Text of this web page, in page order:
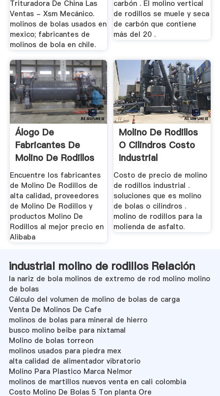
Trituradora De China Las
Ventas - Xsm Mecánico.
molinos de bolas usados en
mexico; fabricantes de
molinos de bola en chile.
carbón . El molino vertical
de rodillos se muele y seca
de carbón que contiene
más del 20 .
Álogo De
Fabricantes De
Molino De Rodillos
De .
Encuentre los fabricantes
de Molino De Rodillos de
alta calidad, proveedores
de Molino De Rodillos y
productos Molino De
Rodillos al mejor precio en
Alibaba
Molino De Rodillos
O Cilindros Costo
Industrial
Costo de precio de molino
de rodillos industrial .
soluciones que es molino
de bolas o cilindros .
molino de rodillos para la
molienda de asfalto.
industrial molino de rodillos Relación
la nariz de bola molinos de extremo de rod molino molino
de bolas
Cálculo del volumen de molino de bolas de carga
Venta De Molinos De Cafe
molinos de bolas para mineral de hierro
busco molino beibe para nixtamal
Molino de bolas torreon
molinos usados para piedra mex
alta calidad de alimentador vibratorio
Molino Para Plastico Marca Nelmor
molinos de martillos nuevos venta en cali colombia
Costo Molino De Bolas 5 Ton planta Ore